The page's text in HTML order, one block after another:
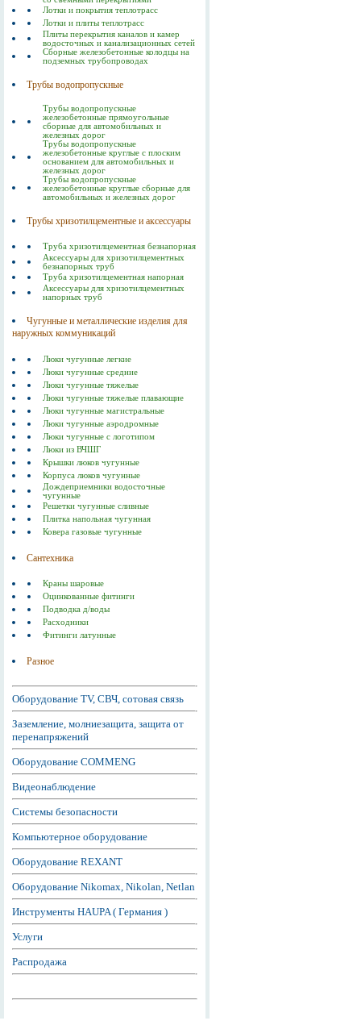
Лотки и покрытия теплотрасс
Лотки и плиты теплотрасс
Плиты перекрытия каналов и камер
водосточных и канализационных сетей
Сборные железобетонные колодцы на
подземных трубопроводах
Трубы водопропускные
Трубы водопропускные
железобетонные прямоугольные
сборные для автомобильных и
железных дорог
Трубы водопропускные
железобетонные круглые с плоским
основанием для автомобильных и
железных дорог
Трубы водопропускные
железобетонные круглые сборные для
автомобильных и железных дорог
Трубы хризотилцементные и аксессуары
Труба хризотилцементная безнапорная
Аксессуары для хризотилцементных
безнапорных труб
Труба хризотилцементная напорная
Аксессуары для хризотилцементных
напорных труб
Чугунные и металлические изделия для
наружных коммуникаций
Люки чугунные легкие
Люки чугунные средние
Люки чугунные тяжелые
Люки чугунные тяжелые плавающие
Люки чугунные магистральные
Люки чугунные аэродромные
Люки чугунные с логотипом
Люки из ВЧШГ
Крышки люков чугунные
Корпуса люков чугунные
Дождеприемники водосточные
чугунные
Решетки чугунные сливные
Плитка напольная чугунная
Ковера газовые чугунные
Сантехника
Краны шаровые
Оцинкованные фитинги
Подводка д/воды
Расходники
Фитинги латунные
Разное
Оборудование TV, СВЧ, сотовая связь
Заземление, молниезащита, защита от
перенапряжений
Оборудование COMMENG
Видеонаблюдение
Системы безопасности
Компьютерное оборудование
Оборудование REXANT
Оборудование Nikomax, Nikolan, Netlan
Инструменты HAUPA ( Германия )
Услуги
Распродажа